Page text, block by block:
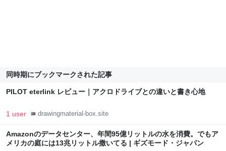
同時期にブックマークされた記事
PILOT eterlink レビュー｜アクロドライブとの違いと書き心地
1 user drawingmaterial-box.site
Amazonのデータセンター、年間95億リットルの水を消費。でもア
メリカの庭には13兆リットル撒いてる | ギズモード・ジャパン